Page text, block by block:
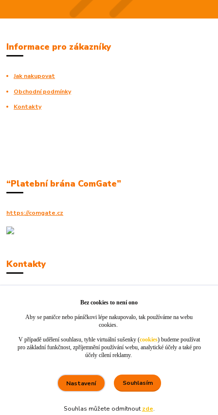
Informace pro zákazníky
Jak nakupovat
Obchodní podmínky
Kontakty
“Platební brána ComGate”
https://comgate.cz
Kontakty
info@jackie-shop.cz
Vytvořeno na Eshop-rychle.cz
Bez cookies to není ono
Aby se paničce nebo páníčkovi lépe nakupovalo, tak používáme na webu
cookies.
V případě udělení souhlasu, tyhle virtuální sušenky (cookies) budeme používat
pro základní funkčnost, zpříjemnění používání webu, analytické účely a také pro
účely cílení reklamy.
Nastavení Souhlasím
Souhlas můžete odmítnout zde.
5. srpna
100 %★★★★★